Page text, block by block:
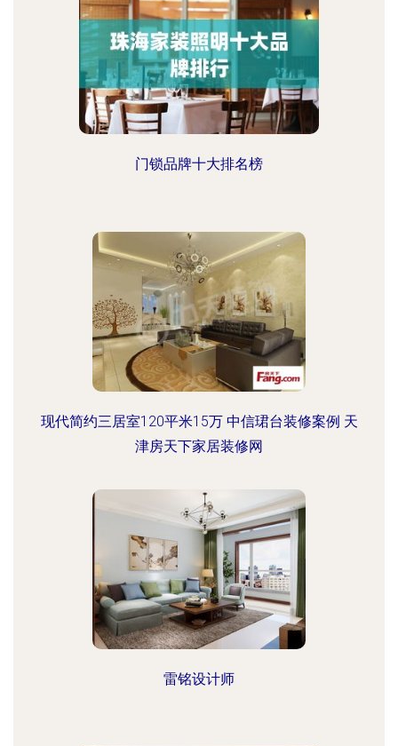
门锁品牌十大排名榜
现代简约三居室120平米15万 中信珺台装修案例 天
津房天下家居装修网
雷铭设计师